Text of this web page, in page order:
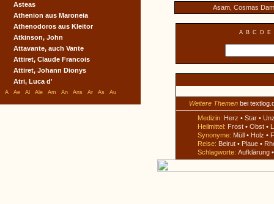
Asam, Cosmas
A B C D E
Weitere Themen bei
Medizin: Herz • Star •
Heilmittel: Frost • Obst •
Synonyme: Müll • Holz •
Reise: Beirut • Plaue •
Schlagworte: Aufklärung
Asteas
Athenion aus Maroneia
Athenodoros aus Kleitor
Atkinson, John
Attavante, auch Vante
Attiret, Claude Francois
Attiret, Johann Dionys
Atri, Luca d'
A Ae Al Ale Am An Ans Ar As Au